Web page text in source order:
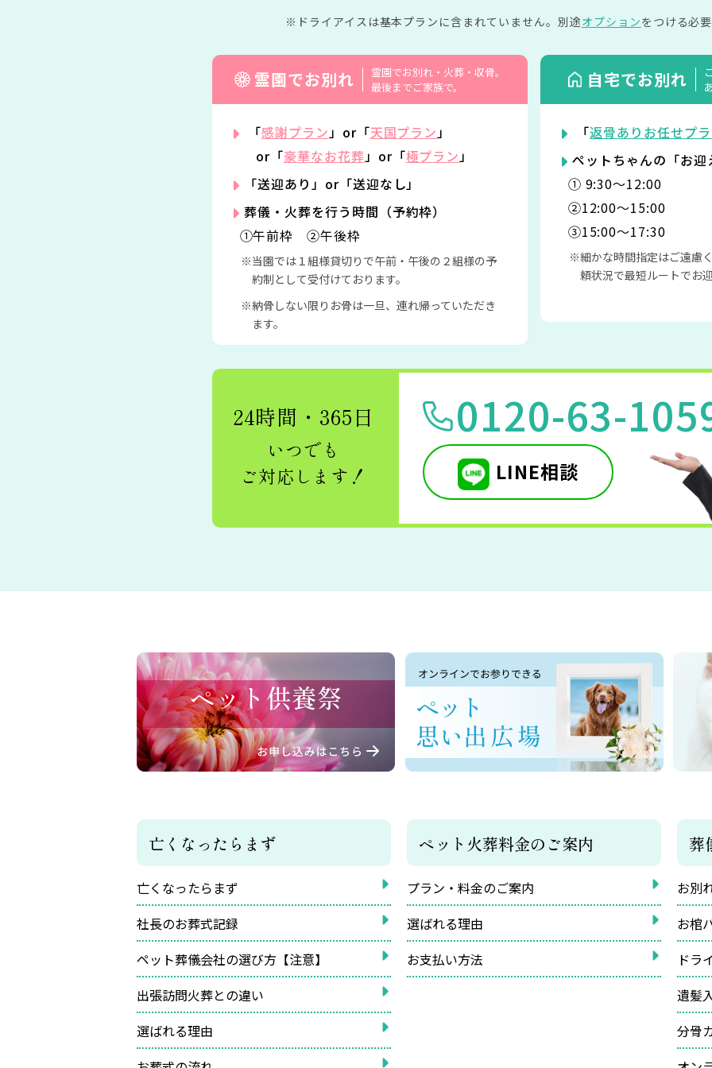
ドライアイスは基本プランに含まれていません。 別途オプションをつける必
霊園でお別れ
霊園でお別れ・火葬・収骨。
最後までご家族で。
「感謝プラン」or「天国プラン」
or「豪華なお花葬」or「極プラン」
「送迎あり」or「送迎なし」
葬儀・火葬を行う時間（予約枠）
①午前枠 ②午後枠
当園では１組様貸切りで午前・午後の２組様の予
約制として受付けております。
納骨しない限りお骨は一旦、連れ帰っていただき
ます。
自宅でお別れ
「返骨ありお任せプ
ペットちゃんの「お迎
① 9:30〜12:00
②12:00〜15:00
③15:00〜17:30
細かな時間指定はご遠慮
頼状況で最短ルートでお
24時間・365日
いつでも
ご対応します！
0120-63-
LINE相談
亡くなったらまず
亡くなったらまず
社長のお葬式記録
ペット葬儀会社の選び方【注意】
出張訪問火葬との違い
選ばれる理由
ペット火葬料金のご案内
プラン・料金のご案内
選ばれる理由
お支払い方法
葬
お別
お棺
ドラ
遺髪
分骨